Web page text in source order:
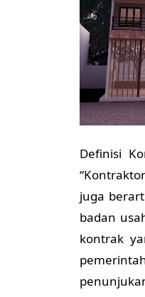
Definisi
juga
badan
kontrak